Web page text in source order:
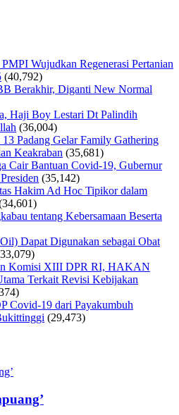
Wujudkan Regenerasi Pertanian
(40,792)
Berakhir, Diganti New Normal
Haji Boy Lestari Dt Palindih
(36,004)
Padang Gelar Family Gathering
Keakraban (35,681)
Cair Bantuan Covid-19, Gubernur
(35,142)
Hakim Ad Hoc Tipikor dalam
tentang Kebersamaan Beserta
Dapat Digunakan sebagai Obat
Komisi XIII DPR RI, HAKAN
Terkait Revisi Kebijakan
Covid-19 dari Payakumbuh
(29,473)